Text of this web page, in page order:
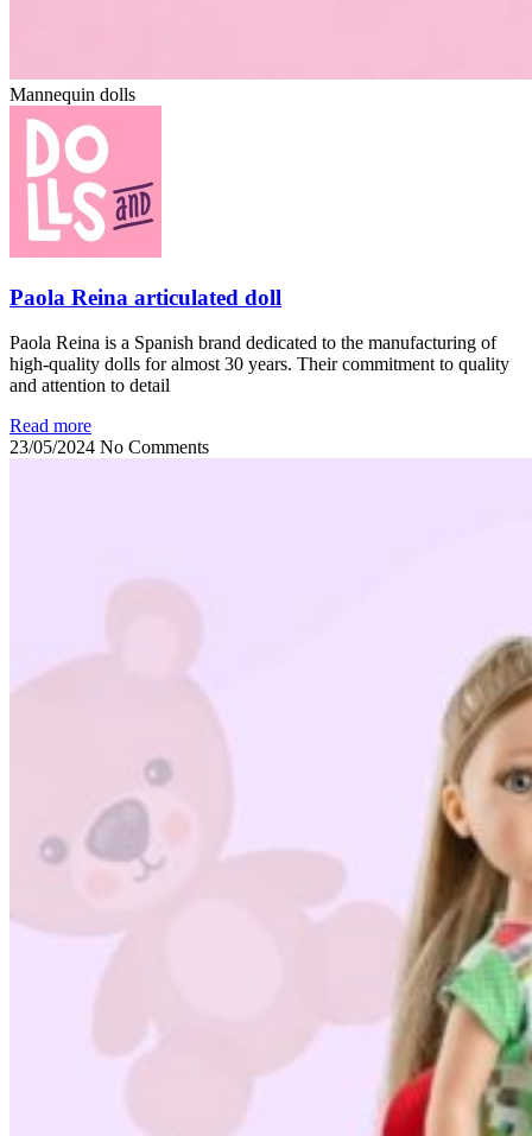
Mannequin dolls
Paola Reina articulated doll
Paola Reina is a Spanish brand dedicated to the manufacturing of
high-quality dolls for almost 30 years. Their commitment to quality
and attention to detail
Read more
23/05/2024 No Comments